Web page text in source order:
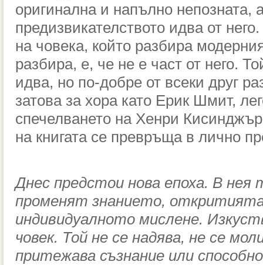
оригинална и напълно непозната,
предизвикателството идва от
на човека, който разбира
разбира, е, че не е част от него.
идва, но по-добре от всеки друг
затова за хора като Ерик Шмит,
спечелването на Хенри
на книгата се превръща в лично
Днес предстои нова епоха. В
променят знанието,
индивидуалното мислене.
човек. Той не се надява, не се
притежава съзнание или